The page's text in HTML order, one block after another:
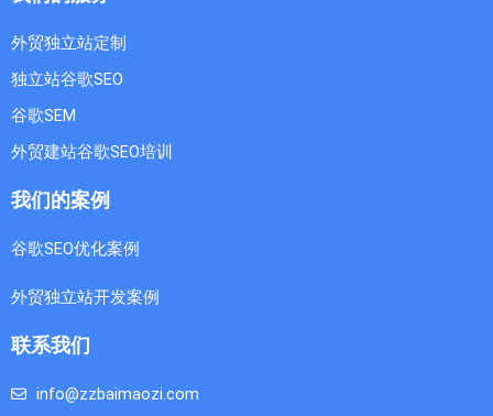
外贸独立站定制
独立站谷歌SEO
谷歌SEM
外贸建站谷歌SEO培训
我们的案例
谷歌SEO优化案例
外贸独立站开发案例
联系我们
info@zzbaimaozi.com